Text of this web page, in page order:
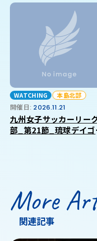
WATCHING 本島北部
開催日: 2026.11.21
九州女子サッカーリー
部_第21節_琉球デイゴ
More
関連記事